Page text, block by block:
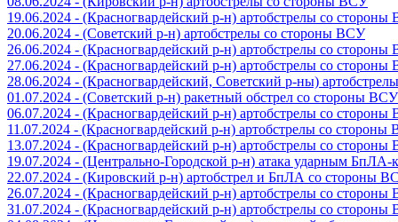
19.06.2024 - (Красногвардейский р-н) артобстрелы со
20.06.2024 - (Советский р-н) артобстрелы со стороны ВСУ
26.06.2024 - (Красногвардейский р-н) артобстрелы со
27.06.2024 - (Красногвардейский р-н) артобстрелы со
28.06.2024 - (Красногвардейский, Советский р-ны)
01.07.2024 - (Советский р-н) ракетный обстрел со стороны ВСУ
06.07.2024 - (Красногвардейский р-н) артобстрелы со
11.07.2024 - (Красногвардейский р-н) артобстрелы со стороны
13.07.2024 - (Красногвардейский р-н) артобстрелы со
19.07.2024 - (Центрально-Городской р-н) атака ударным
22.07.2024 - (Кировский р-н) артобстрел и БпЛА со стороны
26.07.2024 - (Красногвардейский р-н) артобстрелы со
31.07.2024 - (Красногвардейский р-н) артобстрелы со